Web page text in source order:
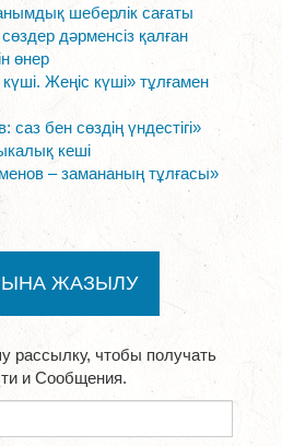
шеберлік сағаты
дәрменсіз қалған
өнер
Жеңіс күші» тұлғамен
саз бен сөздің үндестігі»
кеші
– замананың тұлғасы»
ЖАЗЫЛУ
рассылку, чтобы получать
и Сообщения.